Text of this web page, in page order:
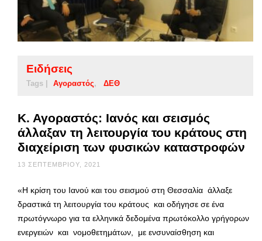
Ειδήσεις
Tags | Αγοραστός ΔΕΘ
Κ. Αγοραστός: Ιανός και σεισμός
άλλαξαν τη λειτουργία του κράτους στη
διαχείριση των φυσικών καταστροφών
13 ΣΕΠΤΕΜΒΡΊΟΥ, 2021
«Η κρίση του Ιανού και του σεισμού στη Θεσσαλία άλλαξε
δραστικά τη λειτουργία του κράτους και οδήγησε σε ένα
πρωτόγνωρο για τα ελληνικά δεδομένα πρωτόκολλο γρήγορων
ενεργειών και νομοθετημάτων, με ενσυναίσθηση και